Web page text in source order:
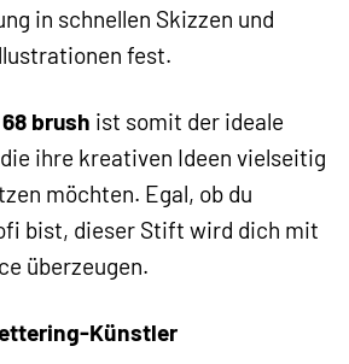
in schnellen Skizzen und
fest.
brush ist somit der ideale
ihre kreativen Ideen vielseitig
möchten. Egal, ob du
bist, dieser Stift wird dich mit
überzeugen.
Künstler